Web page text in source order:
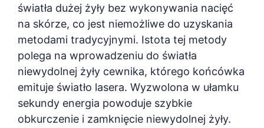
światła dużej żyły bez wykonywania nacięć
na skórze, co jest niemożliwe do uzyskania
metodami tradycyjnymi. Istota tej metody
polega na wprowadzeniu do światła
niewydolnej żyły cewnika, którego końcówka
emituje światło lasera. Wyzwolona w ułamku
sekundy energia powoduje szybkie
obkurczenie i zamknięcie niewydolnej żyły.